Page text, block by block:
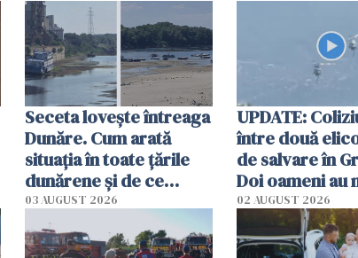
Seceta lovește întreaga
Dunăre. Cum arată
situația în toate țările
dunărene și de ce
România resimte
efectele, deși a plouat
în iulie
03 AUGUST 2026
UPDATE:
între două
de salvare în
Doi oameni au
02 AUGUST 2026